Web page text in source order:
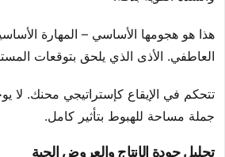
هذا هو هجومها الأساسي – المهارة
العاطفي. الأذى الذي يلحق بتوقعات
تتحكم في الإيقاع كإستراتيجي محنك. لا
جملة مساحة للهبوط بتأثير كامل.
تحليل جودة الإنتاج والعروض الحية